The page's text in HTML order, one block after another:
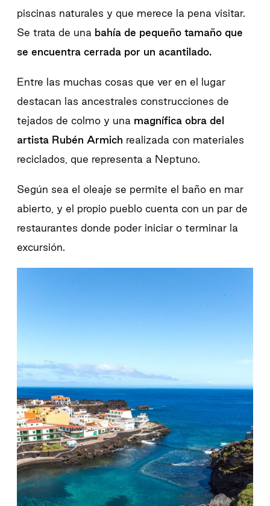
piscinas naturales y que merece la pena visitar.
Se trata de una bahía de pequeño tamaño que
se encuentra cerrada por un acantilado.
Entre las muchas cosas que ver en el lugar
destacan las ancestrales construcciones de
tejados de colmo y una magnífica obra del
artista Rubén Armich realizada con materiales
reciclados, que representa a Neptuno.
Según sea el oleaje se permite el baño en mar
abierto, y el propio pueblo cuenta con un par de
restaurantes donde poder iniciar o terminar la
excursión.